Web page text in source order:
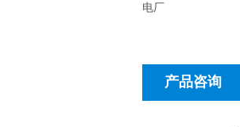
电厂
产品咨询